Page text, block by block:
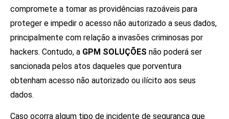
compromete a tomar as providências razoáveis para
proteger e impedir o acesso não autorizado a seus dados,
principalmente com relação a invasões criminosas por
hackers. Contudo, a GPM SOLUÇÕES não poderá ser
sancionada pelos atos daqueles que porventura
obtenham acesso não autorizado ou ilícito aos seus
dados.
Caso ocorra algum tipo de incidente de segurança que